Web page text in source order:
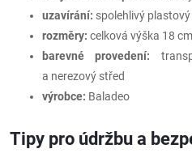
uzavírání: spolehlivý
rozměry: celková výška 18
barevné provedení:
a nerezový střed
výrobce: Baladeo
Tipy pro údržbu a